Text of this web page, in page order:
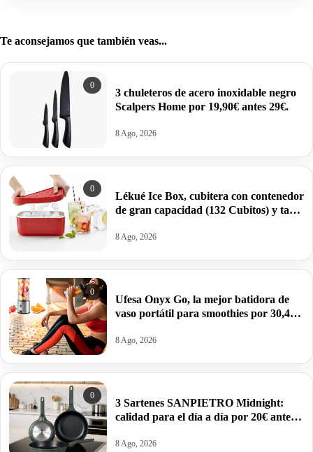
Te aconsejamos que también veas...
0
3 chuleteros de acero inoxidable negro
Scalpers Home por 19,90€ antes 29€.
8 Ago, 2026
0
Lékué Ice Box, cubitera con contenedor
de gran capacidad (132 Cubitos) y tapa
8 Ago, 2026
0
Ufesa Onyx Go, la mejor batidora de
vaso portátil para smoothies por 30,41€
8 Ago, 2026
0
3 Sartenes SANPIETRO Midnight:
calidad para el día a día por 20€ antes
8 Ago, 2026